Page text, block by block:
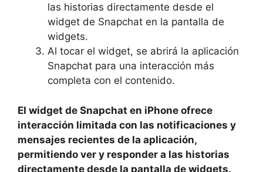
⁤las historias directamente desde​ el
widget de Snapchat​ en‍ la pantalla de
‌widgets.
Al tocar ⁤el widget, ‌se abrirá la aplicación
Snapchat para una interacción​ más
completa⁣ con el contenido.
El widget⁢ de ⁣Snapchat en iPhone ofrece
interacción limitada​ con las notificaciones y
mensajes recientes⁣ de la aplicación,
permitiendo ver ‍y responder a las historias
directamente desde ⁢la ‌pantalla​ de ⁢widgets.